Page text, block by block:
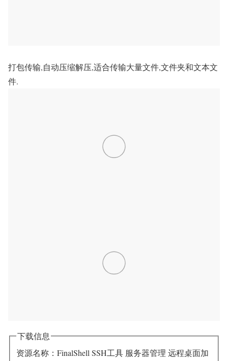
打包传输,自动压缩解压,适合传输大量文件,文件夹和文本文
件.
下载信息
资源名称：FinalShell SSH工具 服务器管理 远程桌面加